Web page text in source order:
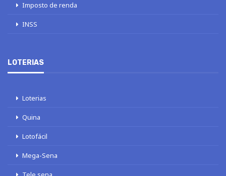
Imposto de renda
INSS
LOTERIAS
Loterias
Quina
Lotofácil
Mega-Sena